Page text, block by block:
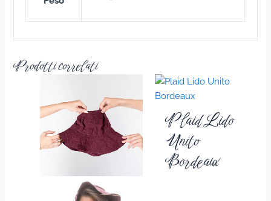
Prodotti correlati
Plaid Lido
Unito
Bordeaux